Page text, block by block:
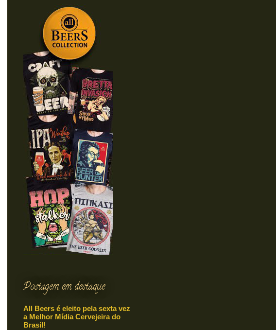
Postagem em destaque
All Beers é eleito pela sexta vez
a Melhor Mídia Cervejeira do
Brasil!